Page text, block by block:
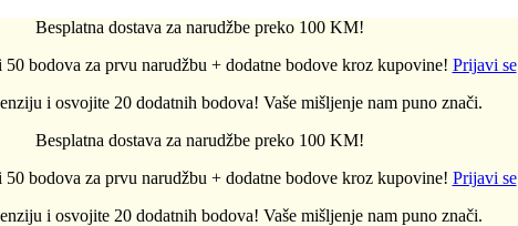
Besplatna dostava za narudžbe preko 100 KM!
bodova za prvu narudžbu + dodatne bodove kroz kupovine! Prijavi se
i osvojite 20 dodatnih bodova! Vaše mišljenje nam puno znači.
Besplatna dostava za narudžbe preko 100 KM!
bodova za prvu narudžbu + dodatne bodove kroz kupovine! Prijavi se
i osvojite 20 dodatnih bodova! Vaše mišljenje nam puno znači.